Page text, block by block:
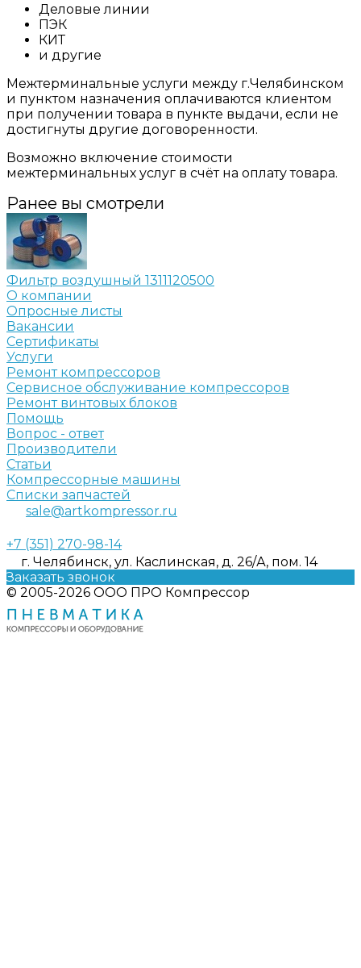
Деловые линии
ПЭК
КИТ
и другие
Межтерминальные услуги между г.Челябинском
и пунктом назначения оплачиваются клиентом
при получении товара в пункте выдачи, если не
достигнуты другие договоренности.
Возможно включение стоимости
межтерминальных услуг в счёт на оплату товара.
Ранее вы смотрели
Фильтр воздушный 1311120500
О компании
Опросные листы
Вакансии
Сертификаты
Услуги
Ремонт компрессоров
Сервисное обслуживание компрессоров
Ремонт винтовых блоков
Помощь
Вопрос - ответ
Производители
Статьи
Компрессорные машины
Списки запчастей
sale@artkompressor.ru
+7 (351) 270-98-14
г. Челябинск, ул. Каслинская, д. 26/А, пом. 14
Заказать звонок
© 2005-2026 ООО ПРО Компрессор